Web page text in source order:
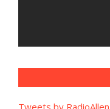
Tweets by RadioAllen